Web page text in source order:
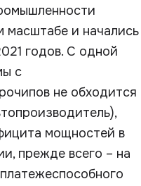
масштабе и начались
годов. С одной
с
не обходится
мощностей в
прежде всего – на